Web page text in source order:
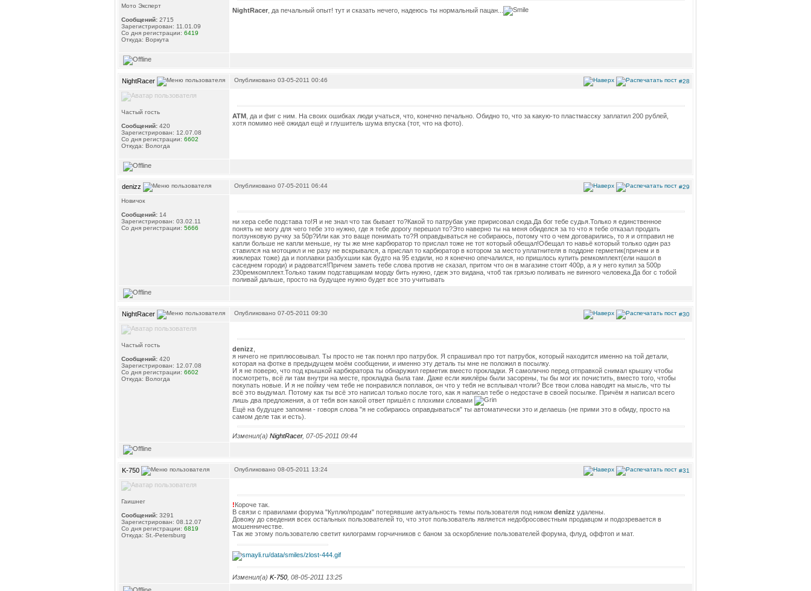
Мото Эксперт
Сообщений: 2715
Зарегистрирован: 11.01.09
Со дня регистрации: 6419
Откуда: Воркута
NightRacer , да печальный опыт! тут и сказать нечего, надеюсь ты нормальный пацан...
NightRacer #28
Опубликовано 03-05-2011 00:46
Частый гость
Сообщений: 420
Зарегистрирован: 12.07.08
Со дня регистрации: 6602
Откуда: Вологда
ATM , да и фиг с ним. На своих ошибках люди учаться, что, конечно печально. Обидно то, что за какую-то пластмасску заплатил 200 рублей,
хотя помимо неё ожидал ещё и глушитель шума впуска (тот, что на фото).
denizz #29
Опубликовано 07-05-2011 06:44
Новичок
Сообщений: 14
Зарегистрирован: 03.02.11
Со дня регистрации: 5666
ни хера себе подстава то!Я и не знал что так бывает то?Какой то патрубак уже пририсовал сюда.Да бог тебе судья.Только я единственное
понять не могу для чего тебе это нужно, где я тебе дорогу перешол то?Это наверно ты на меня обиделся за то что я тебе отказал продать
ползунковую ручку за 50р?Или как это ваще понимать то?Я оправдываться не собираюсь, потому что о чем договарились, то я и отправил не
капли больше не капли меньше, ну ты же мне карбюратор то прислал тоже не тот который обещал!Обещал то навьё который только один раз
ставился на мотоцикл и не разу не вскрывался, а прислал то карбюратор в котором за место уплатнителя в поддоне герметик(причем и в
жиклерах тоже) да и поплавки разбухшии как будто на 95 ездили, но я конечно опечалился, но пришлось купить ремкомплект(ели нашол в
саседнем городи) и радоватся!Причем заметь тебе слова против не сказал, притом что он в магазине стоит 400р, а я у него купил за 500р
230ремкомплект.Только таким подставщикам морду бить нужно, гдеж это видана, чтоб так грязью поливать не винного человека.Да бог с тобой
поливай дальше, просто на будущее нужно будет все это учитывать
NightRacer #30
Опубликовано 07-05-2011 09:30
Частый гость
Сообщений: 420
Зарегистрирован: 12.07.08
Со дня регистрации: 6602
Откуда: Вологда
denizz
я ничего не приплюсовывал. Ты просто не так понял про патрубок. Я спрашивал про тот патрубок, который находится именно на той детали,
которая на фотке в предыдущем моём сообщении, и именно эту деталь ты мне не положил в посылку.
И я не поверю, что под крышкой карбюратора ты обнаружил герметик вместо прокладки. Я самолично перед отправкой снимал крышку чтобы
посмотреть, всё ли там внутри на месте, прокладка была там. Даже если жиклёры были засорены, ты бы мог их почистить, вместо того, чтобы
покупать новые. И я не пойму чем тебе не понравился поплавок, он что у тебя не всплывал чтоли? Все твои слова наводят на мысль, что ты
всё это выдумал. Потому как ты всё это написал только после того, как я написал тебе о недостаче в своей посылке. Причём я написал всего
лишь два предложения, а от тебя вон какой ответ пришёл с плохими словами
Ещё на будущее запомни - говоря слова "я не собираюсь оправдываться" ты автоматически это и делаешь (не прими это в обиду, просто на
самом деле так и есть).
Изменил(а) NightRacer, 07-05-2011 09:44
K-750 #31
Опубликовано 08-05-2011 13:24
Гаишнег
Сообщений: 3291
Зарегистрирован: 08.12.07
Со дня регистрации: 6819
Откуда: St.-Petersburg
! Короче так.
В связи с правилами форума "Куплю/продам" потерявшие актуальность темы пользователя под ником denizz удалены.
Довожу до сведения всех остальных пользователей то, что этот пользователь является недобросовестным продавцом и подозревается в
мошенничестве.
Так же этому пользователю светит килограмм горчичников с баном за оскорбление пользователей форума, флуд, оффтоп и мат.
Изменил(а) K-750 , 08-05-2011 13:25